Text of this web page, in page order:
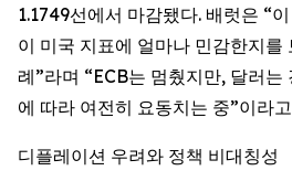
1.1749선에서 마감됐다. 배럿은 “
이 미국 지표에 얼마나 민감한지를
례”라며 “ECB는 멈췄지만, 달러
에 따라 여전히 요동치는 중”이라
디플레이션 우려와 정책 비대칭성